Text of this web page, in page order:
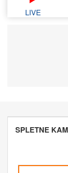
LIVE
SPLETNE